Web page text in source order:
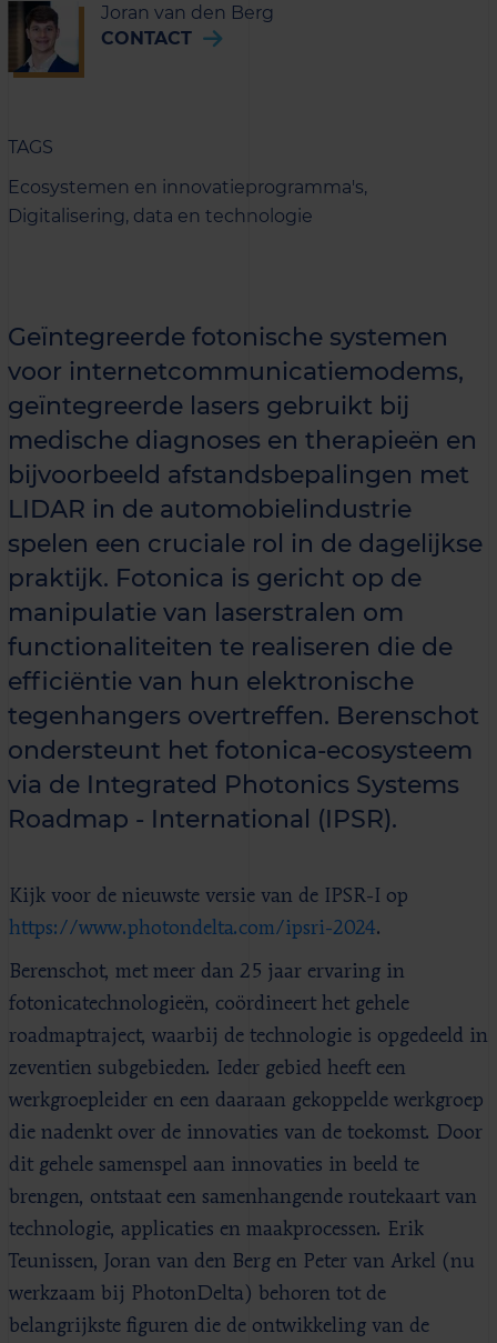
Joran van den Berg
CONTACT
TAGS
Ecosystemen en innovatieprogramma's,
Digitalisering, data en technologie
Geïntegreerde fotonische systemen
voor internetcommunicatiemodems,
geïntegreerde lasers gebruikt bij
medische diagnoses en therapieën en
bijvoorbeeld afstandsbepalingen met
LIDAR in de automobielindustrie
spelen een cruciale rol in de dagelijkse
praktijk. Fotonica is gericht op de
manipulatie van laserstralen om
functionaliteiten te realiseren die de
efficiëntie van hun elektronische
tegenhangers overtreffen. Berenschot
ondersteunt het fotonica-ecosysteem
via de Integrated Photonics Systems
Roadmap - International (IPSR).
Kijk voor de nieuwste versie van de IPSR-I op
https://www.photondelta.com/ipsri-2024.
Berenschot, met meer dan 25 jaar ervaring in
fotonicatechnologieën, coördineert het gehele
roadmaptraject, waarbij de technologie is opgedeeld in
zeventien subgebieden. Ieder gebied heeft een
werkgroepleider en een daaraan gekoppelde werkgroep
die nadenkt over de innovaties van de toekomst. Door
dit gehele samenspel aan innovaties in beeld te
brengen, ontstaat een samenhangende routekaart van
technologie, applicaties en maakprocessen. Erik
Teunissen, Joran van den Berg en Peter van Arkel (nu
werkzaam bij PhotonDelta) behoren tot de
belangrijkste figuren die de ontwikkeling van de